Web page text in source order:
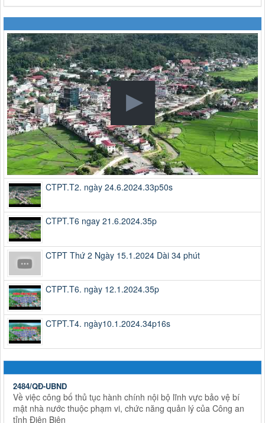
CTPT.T2. ngày 24.6.2024.33p50s
CTPT.T6 ngay 21.6.2024.35p
CTPT Thứ 2 Ngày 15.1.2024 Dài 34 phút
CTPT.T6. ngày 12.1.2024.35p
CTPT.T4. ngày10.1.2024.34p16s
2484/QĐ-UBND
Về việc công bố thủ tục hành chính nội bộ lĩnh vực bảo vệ bí
mật nhà nước thuộc phạm vi, chức năng quản lý của Công an
tỉnh Điện Biên